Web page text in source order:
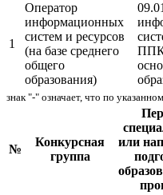
1
Оператор
информационных
систем и ресурсов
(на базе среднего
общего
образования)
знак "-" означает, что по
№
Конкурсная
группа
или